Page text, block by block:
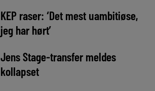
KEP raser: ‘Det mest uambitiøse,
jeg har hørt’
Jens Stage-transfer meldes
kollapset